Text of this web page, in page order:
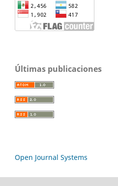
Últimas publicaciones
Open Journal Systems